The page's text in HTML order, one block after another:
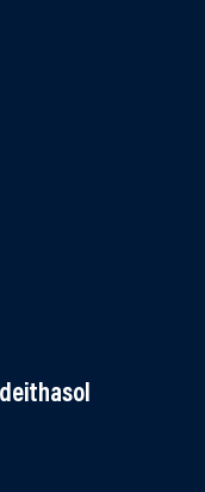
YOUTUBE
US ON